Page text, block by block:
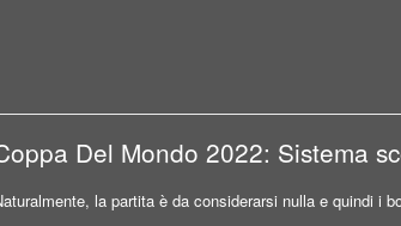
Del Mondo 2022: Sistema
la partita è da considerarsi nulla e quindi i